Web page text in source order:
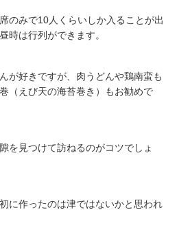
のみで10人くらいしか入ることが出
時は行列ができます。
が好きですが、肉うどんや鶏南蛮も
（えび天の海苔巻き）もお勧めで
を見つけて訪ねるのがコツでしょ
に作ったのは津ではないかと思われ